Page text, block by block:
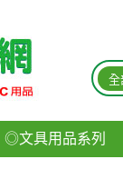
◎文具用品系列